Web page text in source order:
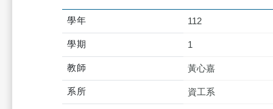
學年 112
學期 1
教師 黃心嘉
系所 資工系